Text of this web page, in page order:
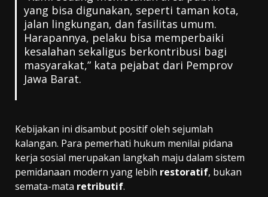
yang bisa digunakan, seperti taman kota,
jalan lingkungan, dan fasilitas umum.
Harapannya, pelaku bisa memperbaiki
kesalahan sekaligus berkontribusi bagi
masyarakat,” kata pejabat dari Pemprov
Jawa Barat.
Kebijakan ini disambut positif oleh sejumlah
kalangan. Para pemerhati hukum menilai pidana
kerja sosial merupakan langkah maju dalam sistem
pemidanaan modern yang lebih restoratif, bukan
semata-mata retributif.